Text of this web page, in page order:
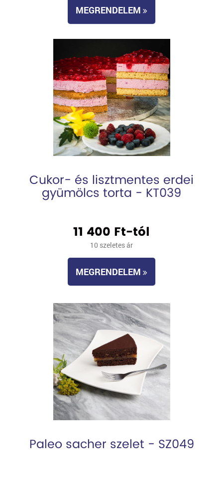
MEGRENDELEM
Cukor- és lisztmentes erdei
gyümölcs torta - KT039
11 400 Ft-tól
10 szeletes ár
MEGRENDELEM
Paleo sacher szelet - SZ049